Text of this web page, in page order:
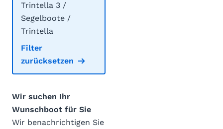
Trintella 3 /
Segelboote /
Trintella
Filter
zurücksetzen
Wir suchen Ihr
Wunschboot für Sie
Wir benachrichtigen Sie